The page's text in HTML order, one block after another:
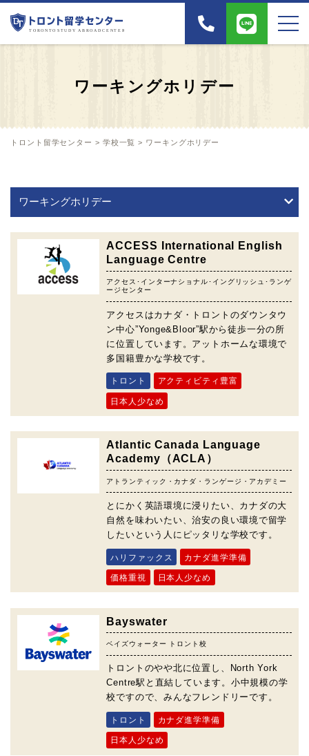
ワーキングホリデー
トロント留学センター > 学校一覧 > ワーキングホリデー
ACCESS International English
Language Centre
アクセス･インターナショナル･イングリッシュ･ランゲ
ージセンター
アクセスはカナダ・トロントのダウンタウ
ン中心”Yonge&Bloor”駅から徒歩一分の所
に位置しています。アットホームな環境で
多国籍豊かな学校です。
トロント アクティビティ豊富
日本人少なめ
Atlantic Canada Language
Academy（ACLA）
アトランティック・カナダ・ランゲージ・アカデミー
とにかく英語環境に浸りたい、カナダの大
自然を味わいたい、治安の良い環境で留学
したいという人にピッタリな学校です。
ハリファックス カナダ進学準備
価格重視 日本人少なめ
Bayswater
ベイズウォーター トロント校
トロントのやや北に位置し、North York
Centre駅と直結しています。小中規模の学
校ですので、みんなフレンドリーです。
トロント カナダ進学準備
日本人少なめ